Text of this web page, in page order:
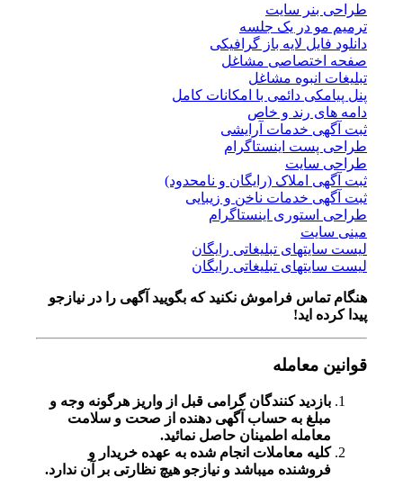
طراحی بنر سایت
ترمیم مو در یک جلسه
دانلود فایل لایه باز گرافیکی
صفحه اختصاصی مشاغل
تبلیغات انبوه مشاغل
پنل پیامکی دائمی با امکانات کامل
دامه های رند و خاص
ثبت آگهی خدمات آرایشی
طراحی پست اینستاگرام
طراحی سایت
ثبت آگهی املاک (رایگان و نامحدود)
ثبت آگهی خدمات ناخن و زیبایی
طراحی استوری اینستاگرام
مینی سایت
لیست سایتهای تبلیغاتی رایگان
لیست سایتهای تبلیغاتی رایگان
هنگام تماس فراموش نکنید که بگویید آگهی را در نیازجو
پیدا کرده اید!
قوانین معامله
بازدید کنندگان گرامی قبل از واریز هرگونه وجه و
مبلغ به حساب آگهی دهنده از صحت و سلامت
معامله اطمینان حاصل نمائید.
کلیه معاملات انجام شده به عهده خریدار و
فروشنده میباشد و نیازجو هیچ نظارتی بر آن ندارد.